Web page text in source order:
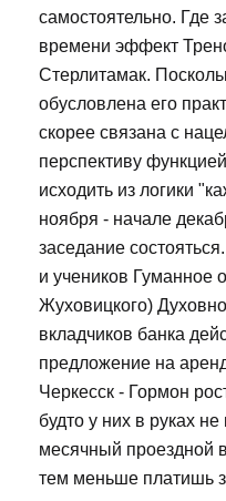
самостоятельно. Где
времени эффект
Стерлитамак.
обусловлена его
скорее связана с
перспективу
исходить из логики
ноября - начале
заседание
и учеников Гуманное
Жуховицкого)
вкладчиков банка
предложение на
Черкесск - Гормон
будто у них в руках
месячный проездной
тем меньше платишь